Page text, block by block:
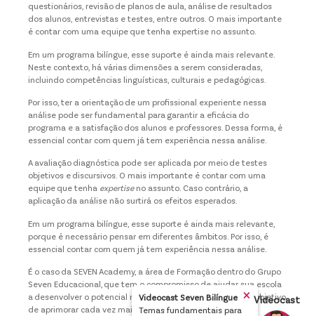
×
Videocast Seven Bilíngue
Temas fundamentais para
Videocast
questionários, revisão de planos de aula, análise de resultados
dos alunos, entrevistas e testes, entre outros. O mais importante
é contar com uma equipe que tenha expertise no assunto.
Em um programa bilíngue, esse suporte é ainda mais relevante.
Neste contexto, há várias dimensões a serem consideradas,
incluindo competências linguísticas, culturais e pedagógicas.
Por isso, ter a orientação de um profissional experiente nessa
análise pode ser fundamental para garantir a eficácia do
programa e a satisfação dos alunos e professores. Dessa forma, é
essencial contar com quem já tem experiência nessa análise.
A avaliação diagnóstica pode ser aplicada por meio de testes
objetivos e discursivos. O mais importante é contar com uma
equipe que tenha expertiseno assunto. Caso contrário, a
aplicação da análise não surtirá os efeitos esperados.
Em um programa bilíngue, esse suporte é ainda mais relevante,
porque é necessário pensar em diferentes âmbitos. Por isso, é
essencial contar com quem já tem experiência nessa análise.
É o caso da SEVEN Academy, a área de Formação dentro do Grupo
Seven Educacional, que tem o compromisso de ajudar sua escola
a desenvolver o potencial máximo dos professores, com o objetivo
de aprimorar cada vez mais a qualidade do ensino.